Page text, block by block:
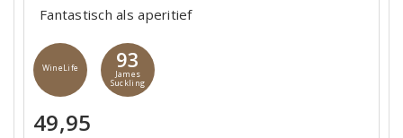
Fantastisch als aperitief
WineLife 93
James
Suckling
49,95